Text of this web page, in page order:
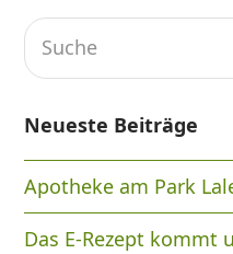
Suche
Neueste Beiträge
Apotheke am Park
Das E-Rezept kommt